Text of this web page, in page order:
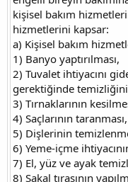
kişisel bakım
hizmetlerini kapsar:
a) Kişisel bakım
1) Banyo yaptırılması,
2) Tuvalet ihtiyacını
gerektiğinde
3) Tırnaklarının
4) Saçlarının taranması,
5) Dişlerinin
6) Yeme-içme
7) El, yüz ve ayak
8) Sakal tıraşının